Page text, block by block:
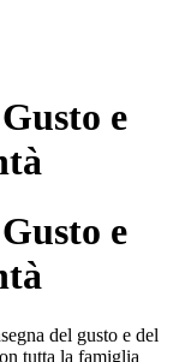
e
e